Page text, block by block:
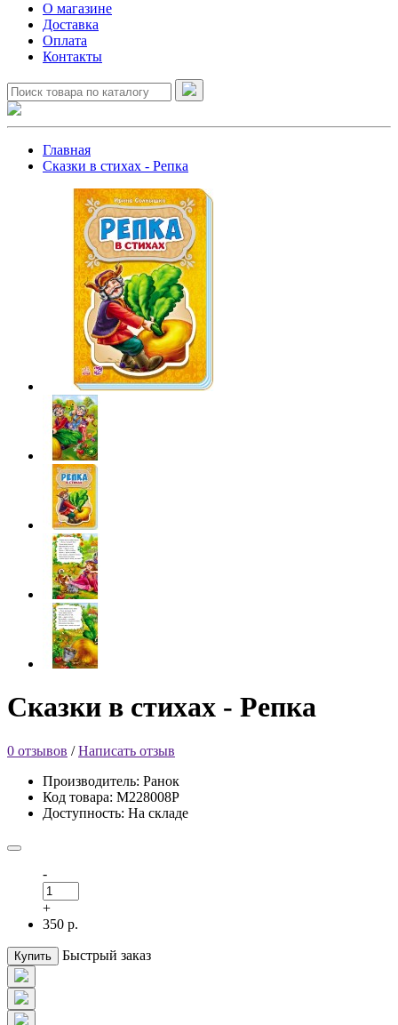
О магазине
Доставка
Оплата
Контакты
Главная
Сказки в стихах - Репка
Сказки в стихах - Репка
0 отзывов /Написать отзыв
Производитель: Ранок
Код товара: М228008Р
Доступность: На складе
-
+
350 р.
Купить Быстрый заказ